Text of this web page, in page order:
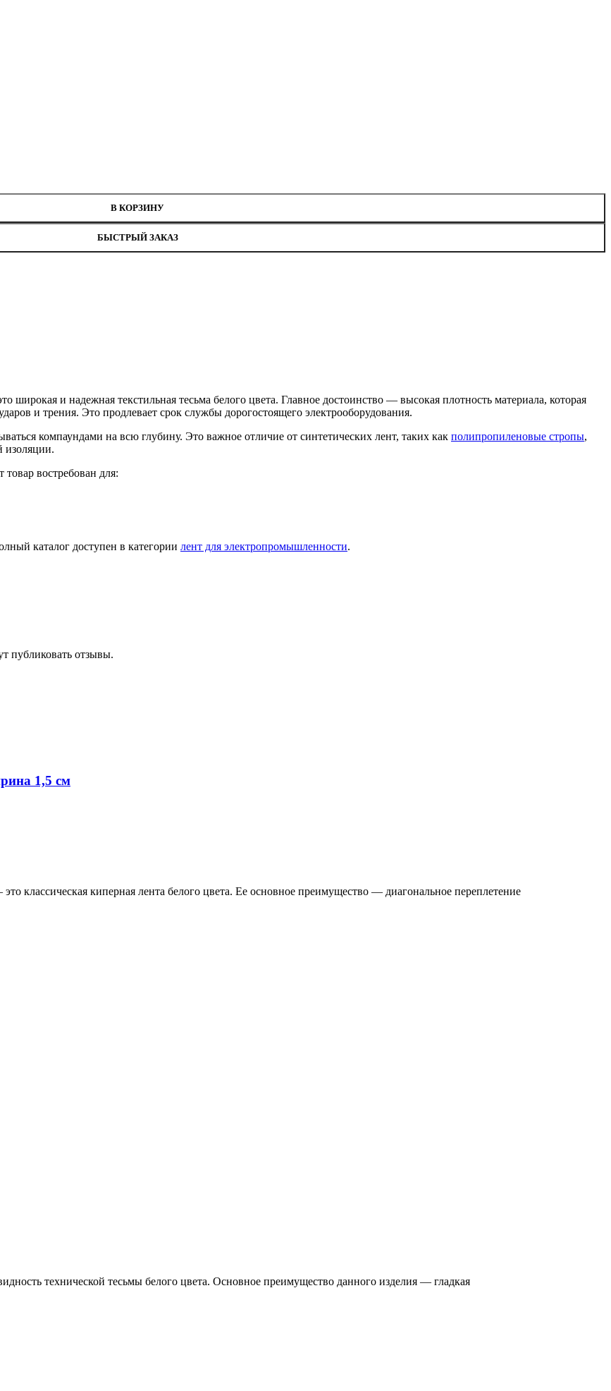
ширина 3 см
В КОРЗИНУ
БЫСТРЫЙ ЗАКАЗ
и надежная текстильная тесьма белого цвета. Главное достоинство — высокая плотность материала, которая
и трения. Это продлевает срок службы дорогостоящего электрооборудования.
компаундами на всю глубину. Это важное отличие от синтетических лент, таких как полипропиленовые стропы,
изоляции.
востребован для:
каталог доступен в категории лент для электропромышленности.
публиковать отзывы.
1,5 см
классическая киперная лента белого цвета. Ее основное преимущество — диагональное переплетение
технической тесьмы белого цвета. Основное преимущество данного изделия — гладкая